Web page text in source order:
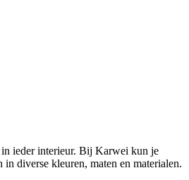
ieder interieur. Bij Karwei kun je
diverse kleuren, maten en materialen.